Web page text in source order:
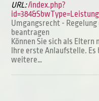
URL:/index.php?
Umgangsrecht -
beantragen
Können Sie sich als
Ihre erste Anlaufstelle.
weitere…